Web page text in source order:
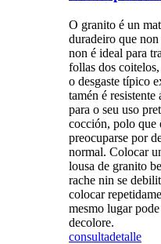
O granito é un
duradeiro que
non é ideal para
follas dos
o desgaste típico
tamén é
para o seu uso
cocción, polo que
preocuparse por
normal. Colocar
lousa de granito
rache nin se
colocar
mesmo lugar
decolore.
consultadetalle